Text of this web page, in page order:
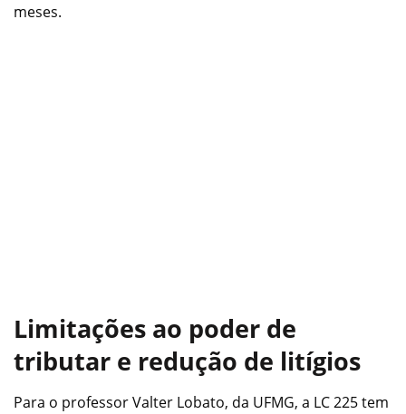
meses.
Limitações ao poder de
tributar e redução de litígios
Para o professor Valter Lobato, da UFMG, a LC 225 tem